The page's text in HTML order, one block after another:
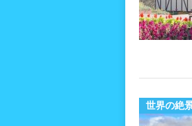
世界の絶